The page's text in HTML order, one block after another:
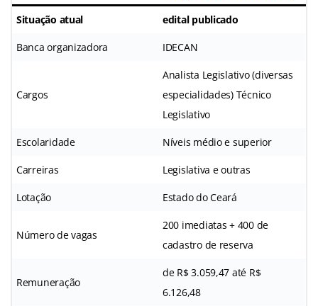
Situação atual edital publicado
Banca organizadora IDECAN
Cargos
Analista Legislativo (diversas
especialidades) Técnico
Legislativo
Escolaridade Níveis médio e superior
Carreiras Legislativa e outras
Lotação Estado do Ceará
Número de vagas
200 imediatas + 400 de
cadastro de reserva
Remuneração
de R$ 3.059,47 até R$
6.126,48